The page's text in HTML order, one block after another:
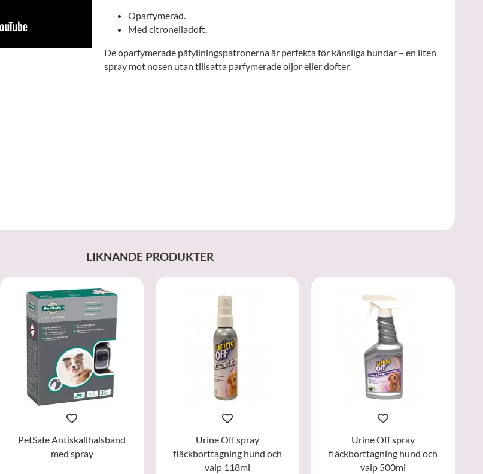
Oparfymerad.
Med citronelladoft.
De oparfymerade påfyllningspatronerna är perfekta för känsliga hundar – en liten
spray mot nosen utan tillsatta parfymerade oljor eller dofter.
LIKNANDE PRODUKTER
PetSafe Antiskallhalsband
med spray
Urine Off spray
fläckborttagning hund och
valp 118ml
Urine Off spray
fläckborttagning hund och
valp 500ml